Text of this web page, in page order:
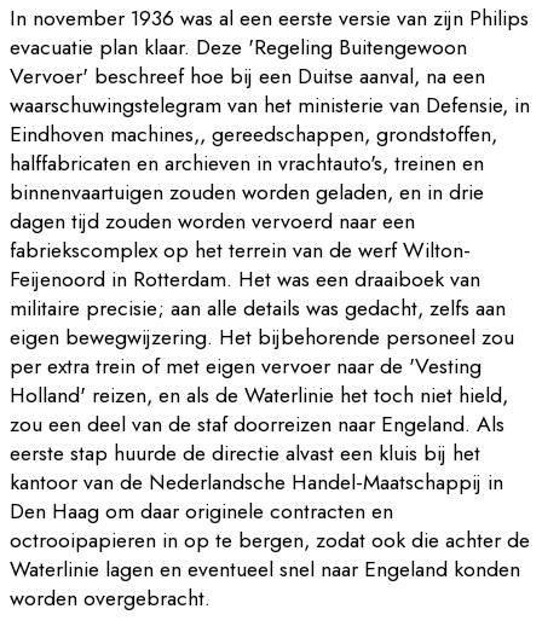
In november 1936 was al een eerste versie van zijn Philips
evacuatie plan klaar. Deze 'Regeling Buitengewoon
Vervoer' beschreef hoe bij een Duitse aanval, na een
waarschuwingstelegram van het ministerie van Defensie, in
Eindhoven machines,, gereedschappen, grondstoffen,
halffabricaten en archieven in vrachtauto's, treinen en
binnenvaartuigen zouden worden geladen, en in drie
dagen tijd zouden worden vervoerd naar een
fabriekscomplex op het terrein van de werf Wilton-
Feijenoord in Rotterdam. Het was een draaiboek van
militaire precisie; aan alle details was gedacht, zelfs aan
eigen bewegwijzering. Het bijbehorende personeel zou
per extra trein of met eigen vervoer naar de 'Vesting
Holland' reizen, en als de Waterlinie het toch niet hield,
zou een deel van de staf doorreizen naar Engeland. Als
eerste stap huurde de directie alvast een kluis bij het
kantoor van de Nederlandsche Handel-Maatschappij in
Den Haag om daar originele contracten en
octrooipapieren in op te bergen, zodat ook die achter de
Waterlinie lagen en eventueel snel naar Engeland konden
worden overgebracht.